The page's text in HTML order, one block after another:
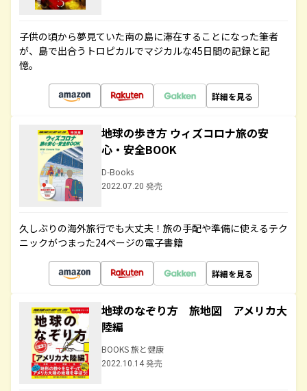
子供の頃から夢見ていた南の島に滞在することになった筆者
が、島で出合うトロピカルでマジカルな45日間の記録と記
憶。
詳細を見る
地球の歩き方 ウィズコロナ旅の安
心・安全BOOK
D-Books
2022.07.20 発売
久しぶりの海外旅行でも大丈夫！旅の手配や準備に使えるテク
ニックがつまった24ページの電子書籍
詳細を見る
地球のなぞり方 旅地図 アメリカ大
陸編
BOOKS 旅と健康
2022.10.14 発売